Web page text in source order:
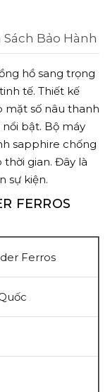
Bảo Hành
hồ sang trọng
tế. Thiết kế
mặt số nâu thanh
bật. Bộ máy
sapphire chống
gian. Đây là
sự kiện.
FERROS
Ferros